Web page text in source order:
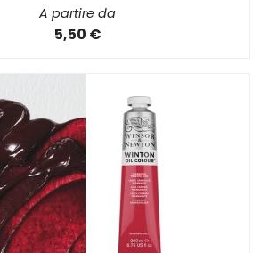
A partire da
5,50 €